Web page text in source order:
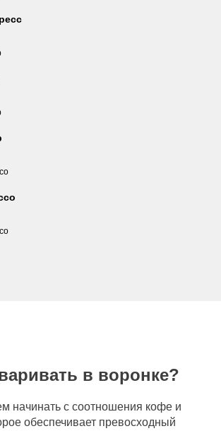
в воронке?
начинать с соотношения кофе и
обеспечивает превосходный